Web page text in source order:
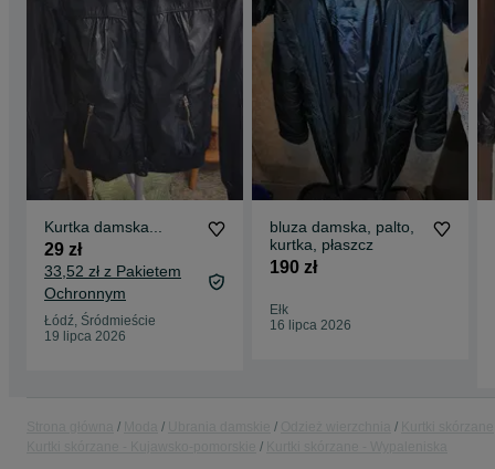
Kurtka damska...
29 zł
33,52 zł z Pakietem
Ochronnym
Łódź, Śródmieście
19 lipca 2026
bluza damska, palto,
kurtka, płaszcz
190 zł
Ełk
16 lipca 2026